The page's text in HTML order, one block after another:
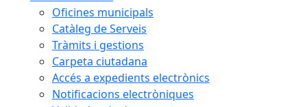
Oficines municipals
Catàleg de Serveis
Tràmits i gestions
Carpeta ciutadana
Accés a expedients electrònics
Notificacions electròniques